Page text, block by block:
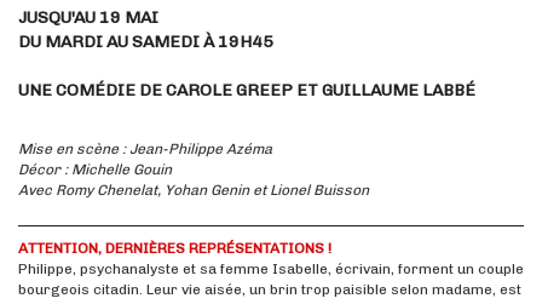
d'humour et les acteurs sont très bons !
Corinne
Très agréable moment ,nous avons beaucoup ri , les acteurs sont parfaits ,allez
Christian&Sylvie
18/12/18 à 17:58
Nous avons découvert la Comédie Odéon pour la 1ère fois, passé une très
MARTINE COUBES
18/12/18 à 10:21
JUSQU'AU 19 MAI
DU MARDI AU SAMEDI À 19H45
UNE COMÉDIE DE CAROLE GREEP ET GUILLAUME LABBÉ
Mise en scène : Jean-Philippe Azéma
Décor : Michelle Gouin
Avec Romy Chenelat, Yohan Genin et Lionel Buisson
ATTENTION, DERNIÈRES REPRÉSENTATIONS !
Philippe, psychanalyste et sa femme Isabelle, écrivain, forment un couple
bourgeois citadin. Leur vie aisée, un brin trop paisible selon madame, est